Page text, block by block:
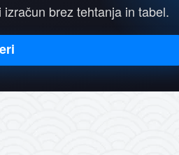
brez tehtanja in tabel.